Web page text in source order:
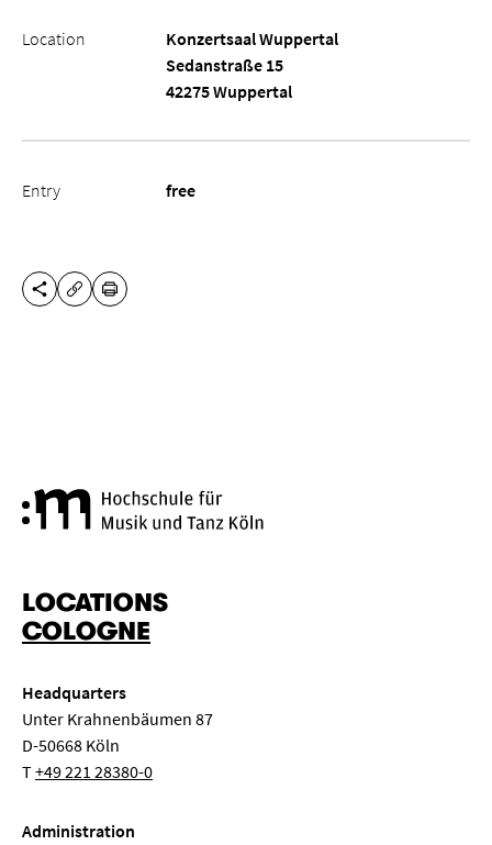
Location
Konzertsaal Wuppertal
Sedanstraße 15
42275 Wuppertal
Entry free
SHARE THIS PAGE
COPY URL
PRINT
LOCATIONS
COLOGNE
Headquarters
Unter Krahnenbäumen 87
D-50668 Köln
T+49 221 28380-0
Administration